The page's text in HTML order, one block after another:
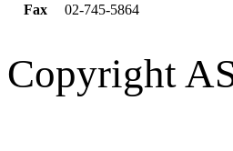
Fax 02-745-5864
Copyright